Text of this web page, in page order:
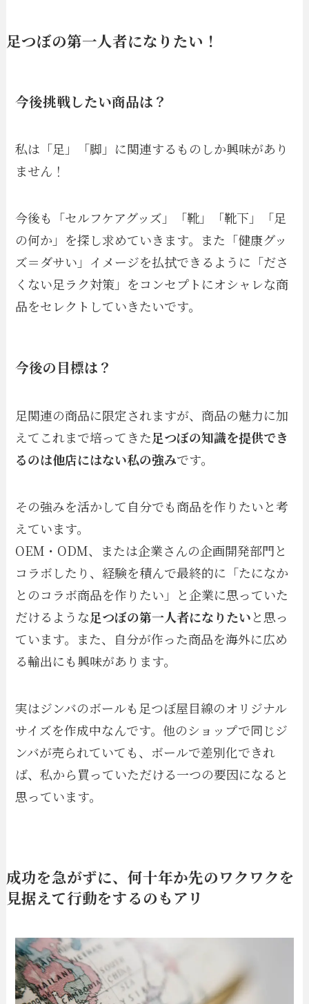
足つぼの第一人者になりたい！
今後挑戦したい商品は？
私は「足」「脚」に関連するものしか興味があり
ません！
今後も「セルフケアグッズ」「靴」「靴下」「足
の何か」を探し求めていきます。また「健康グッ
ズ＝ダサい」イメージを払拭できるように「ださ
くない足ラク対策」をコンセプトにオシャレな商
品をセレクトしていきたいです。
今後の目標は？
足関連の商品に限定されますが、商品の魅力に加
えてこれまで培ってきた足つぼの知識を提供でき
るのは他店にはない私の強みです。
その強みを活かして自分でも商品を作りたいと考
えています。
OEM・ODM、または企業さんの企画開発部門と
コラボしたり、経験を積んで最終的に「たになか
とのコラボ商品を作りたい」と企業に思っていた
だけるような足つぼの第一人者になりたいと思っ
ています。また、自分が作った商品を海外に広め
る輸出にも興味があります。
実はジンバのボールも足つぼ屋目線のオリジナル
サイズを作成中なんです。他のショップで同じジ
ンバが売られていても、ボールで差別化できれ
ば、私から買っていただける一つの要因になると
思っています。
成功を急がずに、何十年か先のワクワクを
見据えて行動をするのもアリ